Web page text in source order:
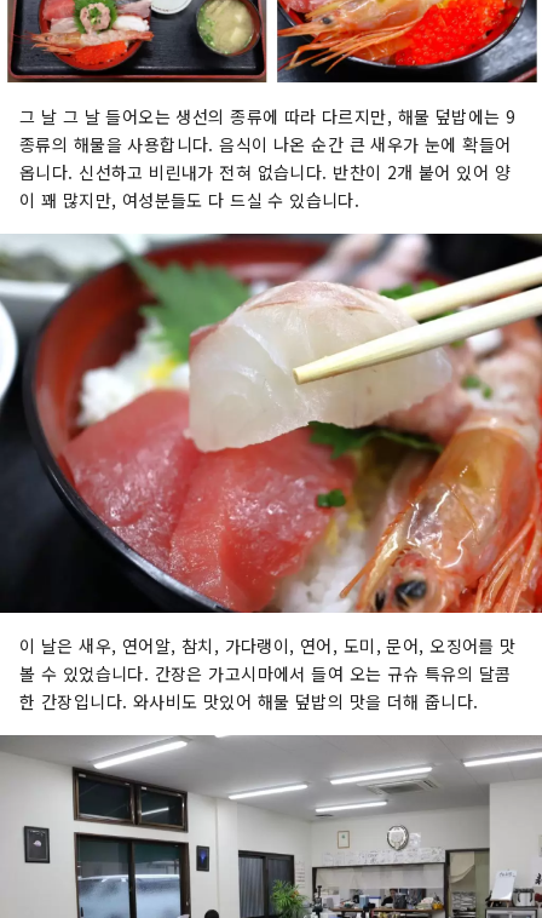
그 날 그 날 들어오는 생선의 종류에 따라 다르지만, 해물 덮밥에는 9
종류의 해물을 사용합니다. 음식이 나온 순간 큰 새우가 눈에 확들어
옵니다. 신선하고 비린내가 전혀 없습니다. 반찬이 2개 붙어 있어 양
이 꽤 많지만, 여성분들도 다 드실 수 있습니다.
이 날은 새우, 연어알, 참치, 가다랭이, 연어, 도미, 문어, 오징어를 맛
볼 수 있었습니다. 간장은 가고시마에서 들여 오는 규슈 특유의 달콤
한 간장입니다. 와사비도 맛있어 해물 덮밥의 맛을 더해 줍니다.